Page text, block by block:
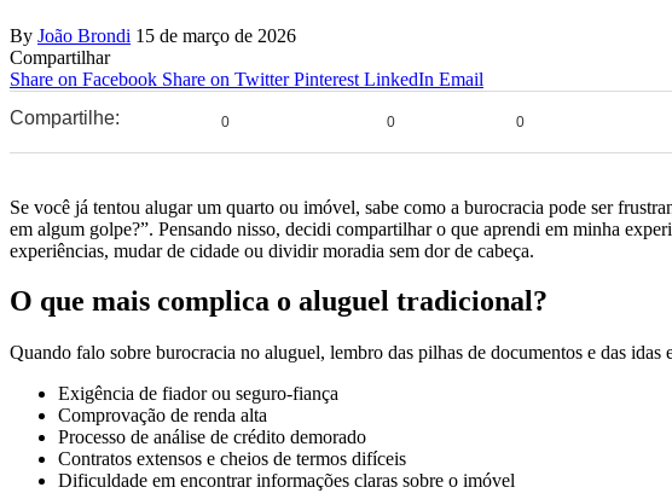
By João Brondi 15 de março de 2026
Compartilhar
Share on Facebook Share on Twitter Pinterest LinkedIn Email
Compartilhe:
0 0 0
Se você já tentou alugar um quarto ou imóvel, sabe como a burocracia pode ser
em algum golpe?”. Pensando nisso, decidi compartilhar o que aprendi em minha
experiências, mudar de cidade ou dividir moradia sem dor de cabeça.
O que mais complica o aluguel tradicional?
Quando falo sobre burocracia no aluguel, lembro das pilhas de documentos e das
Exigência de fiador ou seguro-fiança
Comprovação de renda alta
Processo de análise de crédito demorado
Contratos extensos e cheios de termos difíceis
Dificuldade em encontrar informações claras sobre o imóvel